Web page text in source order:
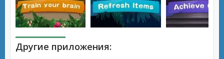
Другие приложения: